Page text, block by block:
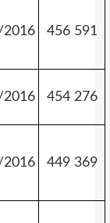
456 591
454 276
449 369